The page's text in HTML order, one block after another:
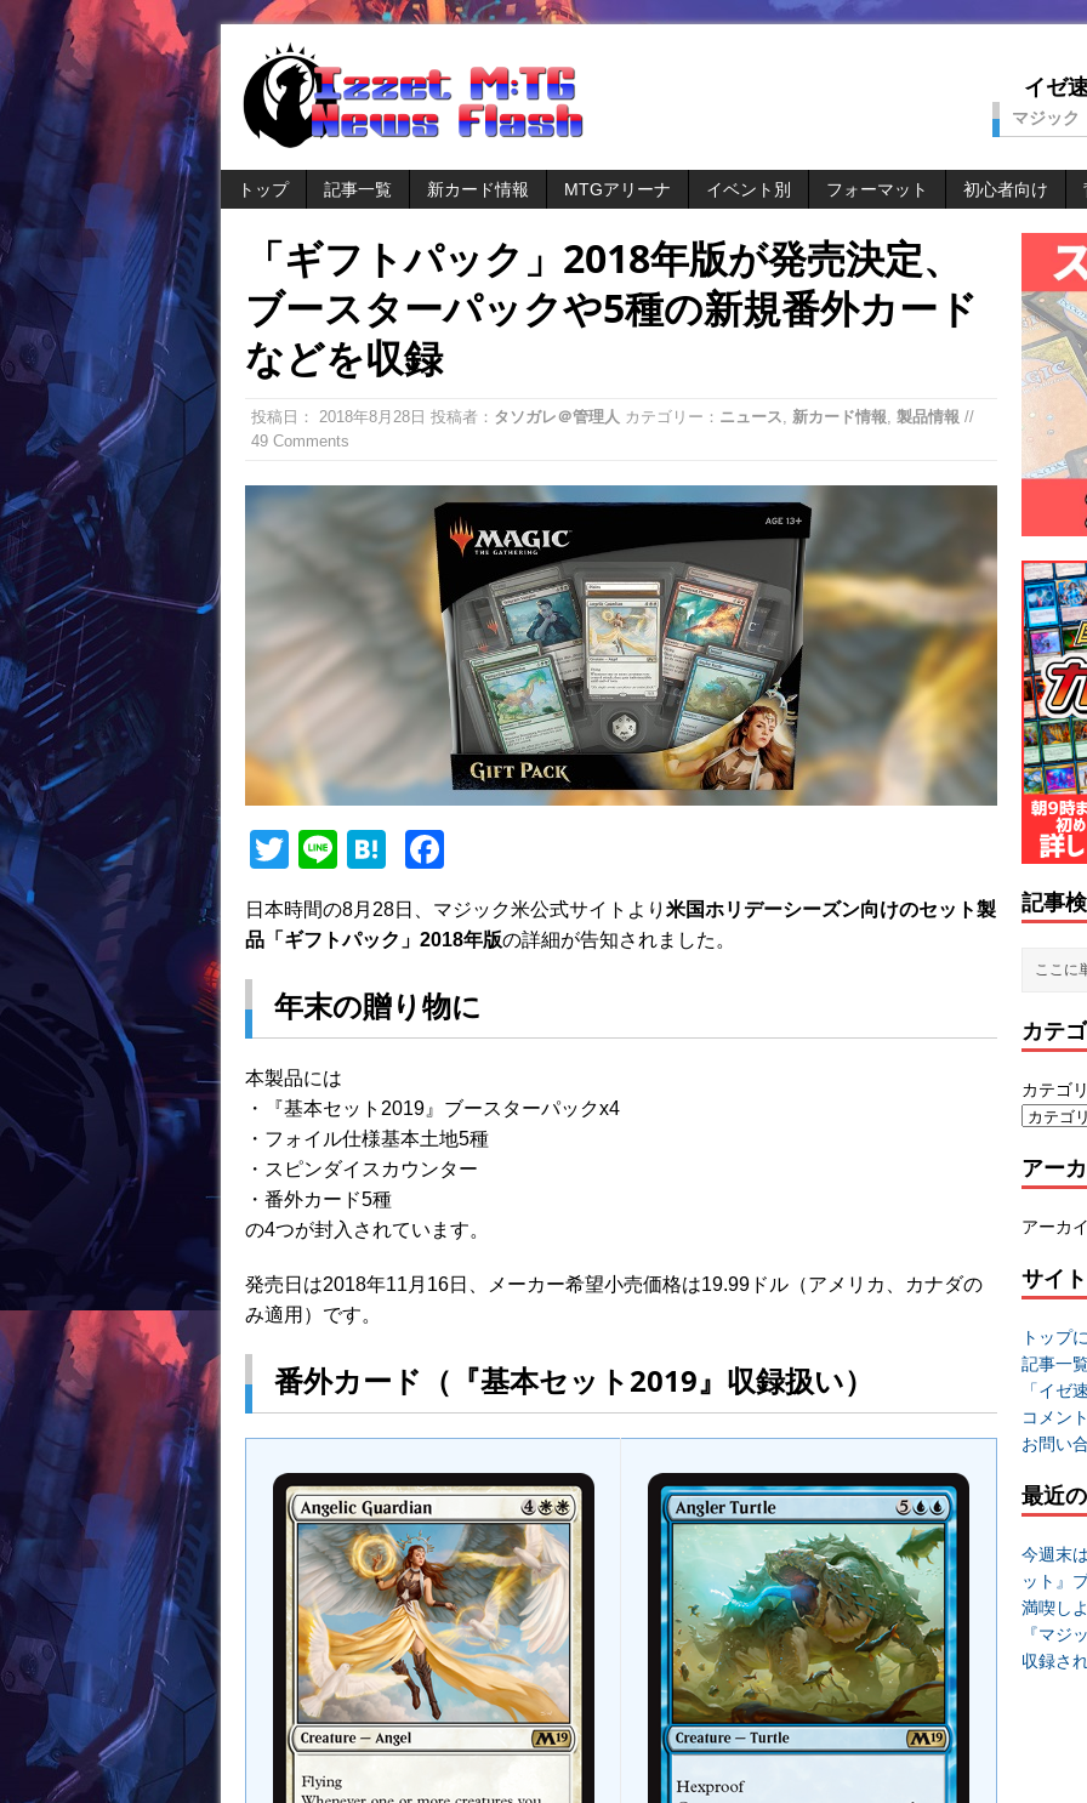
イゼ
マジック
トップ 記事一覧 新カード情報 MTGアリーナ イベント別 フォーマット 初心者向け
「ギフトパック」2018年版が発売決定、
ブースターパックや5種の新規番外カード
などを収録
投稿日： 2018年8月28日 投稿者： タソガレ＠管理人 カテゴリー： ニュース, 新カード情報, 製品情報 //
49 Comments
T
w
itt
Li
e
H
e
a
c
b
o
k
日本時間の8月28日、マジック米公式サイトより 米国ホリデーシーズン向けのセット製
品「ギフトパック」2018年版の詳細が告知されました。
年末の贈り物に
本製品には
・『基本セット2019』ブースターパックx4
・フォイル仕様基本土地5種
・スピンダイスカウンター
・番外カード5種
の4つが封入されています。
発売日は2018年11月16日、メーカー希望小売価格は19.99ドル（アメリカ、カナダの
み適用）です。
番外カード（『基本セット2019』収録扱い）
記事
カテ
カテゴ
アー
アーカ
サイ
トップ
記事一
「イゼ
コメン
お問い
最近
今週末
ット』
満喫し
『マジ
収録さ